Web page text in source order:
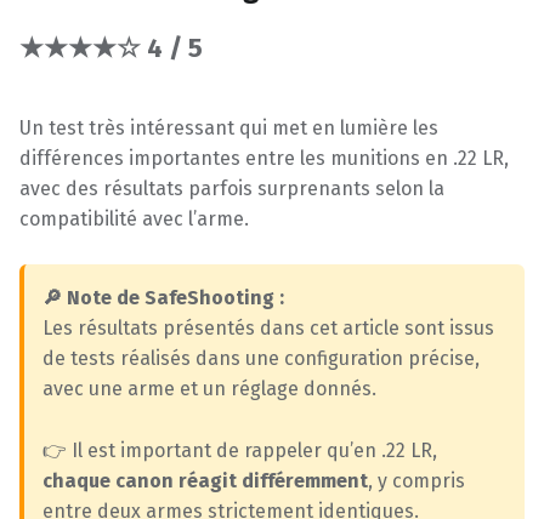
★★★★☆ 4 / 5
Un test très intéressant qui met en lumière les
différences importantes entre les munitions en .22 LR,
avec des résultats parfois surprenants selon la
compatibilité avec l’arme.
🔎 Note de SafeShooting :
Les résultats présentés dans cet article sont issus
de tests réalisés dans une configuration précise,
avec une arme et un réglage donnés.
👉 Il est important de rappeler qu’en .22 LR,
chaque canon réagit différemment, y compris
entre deux armes strictement identiques.